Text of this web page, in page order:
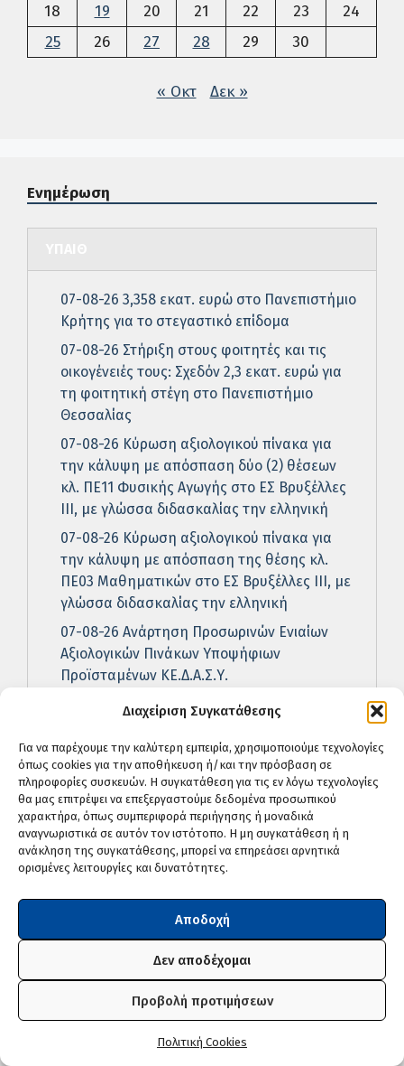
Διαχείριση Συγκατάθεσης
Για να παρέχουμε την καλύτερη εμπειρία, χρησιμοποιούμε τεχνολογίες
όπως cookies για την αποθήκευση ή/και την πρόσβαση σε
πληροφορίες συσκευών. Η συγκατάθεση για τις εν λόγω τεχνολογίες
θα μας επιτρέψει να επεξεργαστούμε δεδομένα προσωπικού
χαρακτήρα, όπως συμπεριφορά περιήγησης ή μοναδικά
αναγνωριστικά σε αυτόν τον ιστότοπο. Η μη συγκατάθεση ή η
ανάκληση της συγκατάθεσης, μπορεί να επηρεάσει αρνητικά
ορισμένες λειτουργίες και δυνατότητες.
Αποδοχή
Δεν αποδέχομαι
Προβολή προτιμήσεων
Πολιτική Cookies
18
19 20 21 22 23
24
25
26 27 28 29 30
« Οκτ Δεκ »
Ενημέρωση
07-08-26 3,358 εκατ. ευρώ στο Πανεπιστήμιο
Κρήτης για το στεγαστικό επίδομα
07-08-26 Στήριξη στους φοιτητές και τις
οικογένειές τους: Σχεδόν 2,3 εκατ. ευρώ για
τη φοιτητική στέγη στο Πανεπιστήμιο
Θεσσαλίας
07-08-26 Κύρωση αξιολογικού πίνακα για
την κάλυψη με απόσπαση δύο (2) θέσεων
κλ. ΠΕ11 Φυσικής Αγωγής στο ΕΣ Βρυξέλλες
ΙΙΙ, με γλώσσα διδασκαλίας την ελληνική
07-08-26 Κύρωση αξιολογικού πίνακα για
την κάλυψη με απόσπαση της θέσης κλ.
ΠΕ03 Μαθηματικών στο ΕΣ Βρυξέλλες ΙΙΙ, με
γλώσσα διδασκαλίας την ελληνική
07-08-26 Ανάρτηση Προσωρινών Ενιαίων
Αξιολογικών Πινάκων Υποψήφιων
Προϊσταμένων ΚΕ.Δ.Α.Σ.Υ.
06-08-26 95 ειδικότητες και 860 τμήματα
έτος 2026-2027
06-08-26 Επικαιροποιούνται τα ανώτατα
ετήσια όρια δαπανών για τις Σχολές
Ανώτερης Επαγγελματικής Κατάρτισης και
τα Σχολεία Δεύτερης Ευκαιρίας
06-08-26 Κύρωση αξιολογικού πίνακα για
ΠΕ04.04 Βιολόγων στο ΕΣ Βρυξέλλες ΙΙΙ
06-08-26 Κύρωση αξιολογικού πίνακα για
την κάλυψη με απόσπαση της θέσης κλ.
ΠΕ04.02 Χημικών στο ΕΣ Βρυξέλλες ΙΙΙ
06-08-26 Ανακλήσεις αποσπάσεων
εκπαιδευτικών Δ.Ε. σε Δ/νσεις Β΄/θμιας Εκπ/